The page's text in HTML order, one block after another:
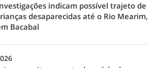
indicam possível trajeto de
desaparecidas até o Rio Mearim,
Bacabal